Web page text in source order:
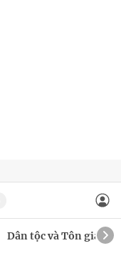
Dân tộc và Tôn giáo